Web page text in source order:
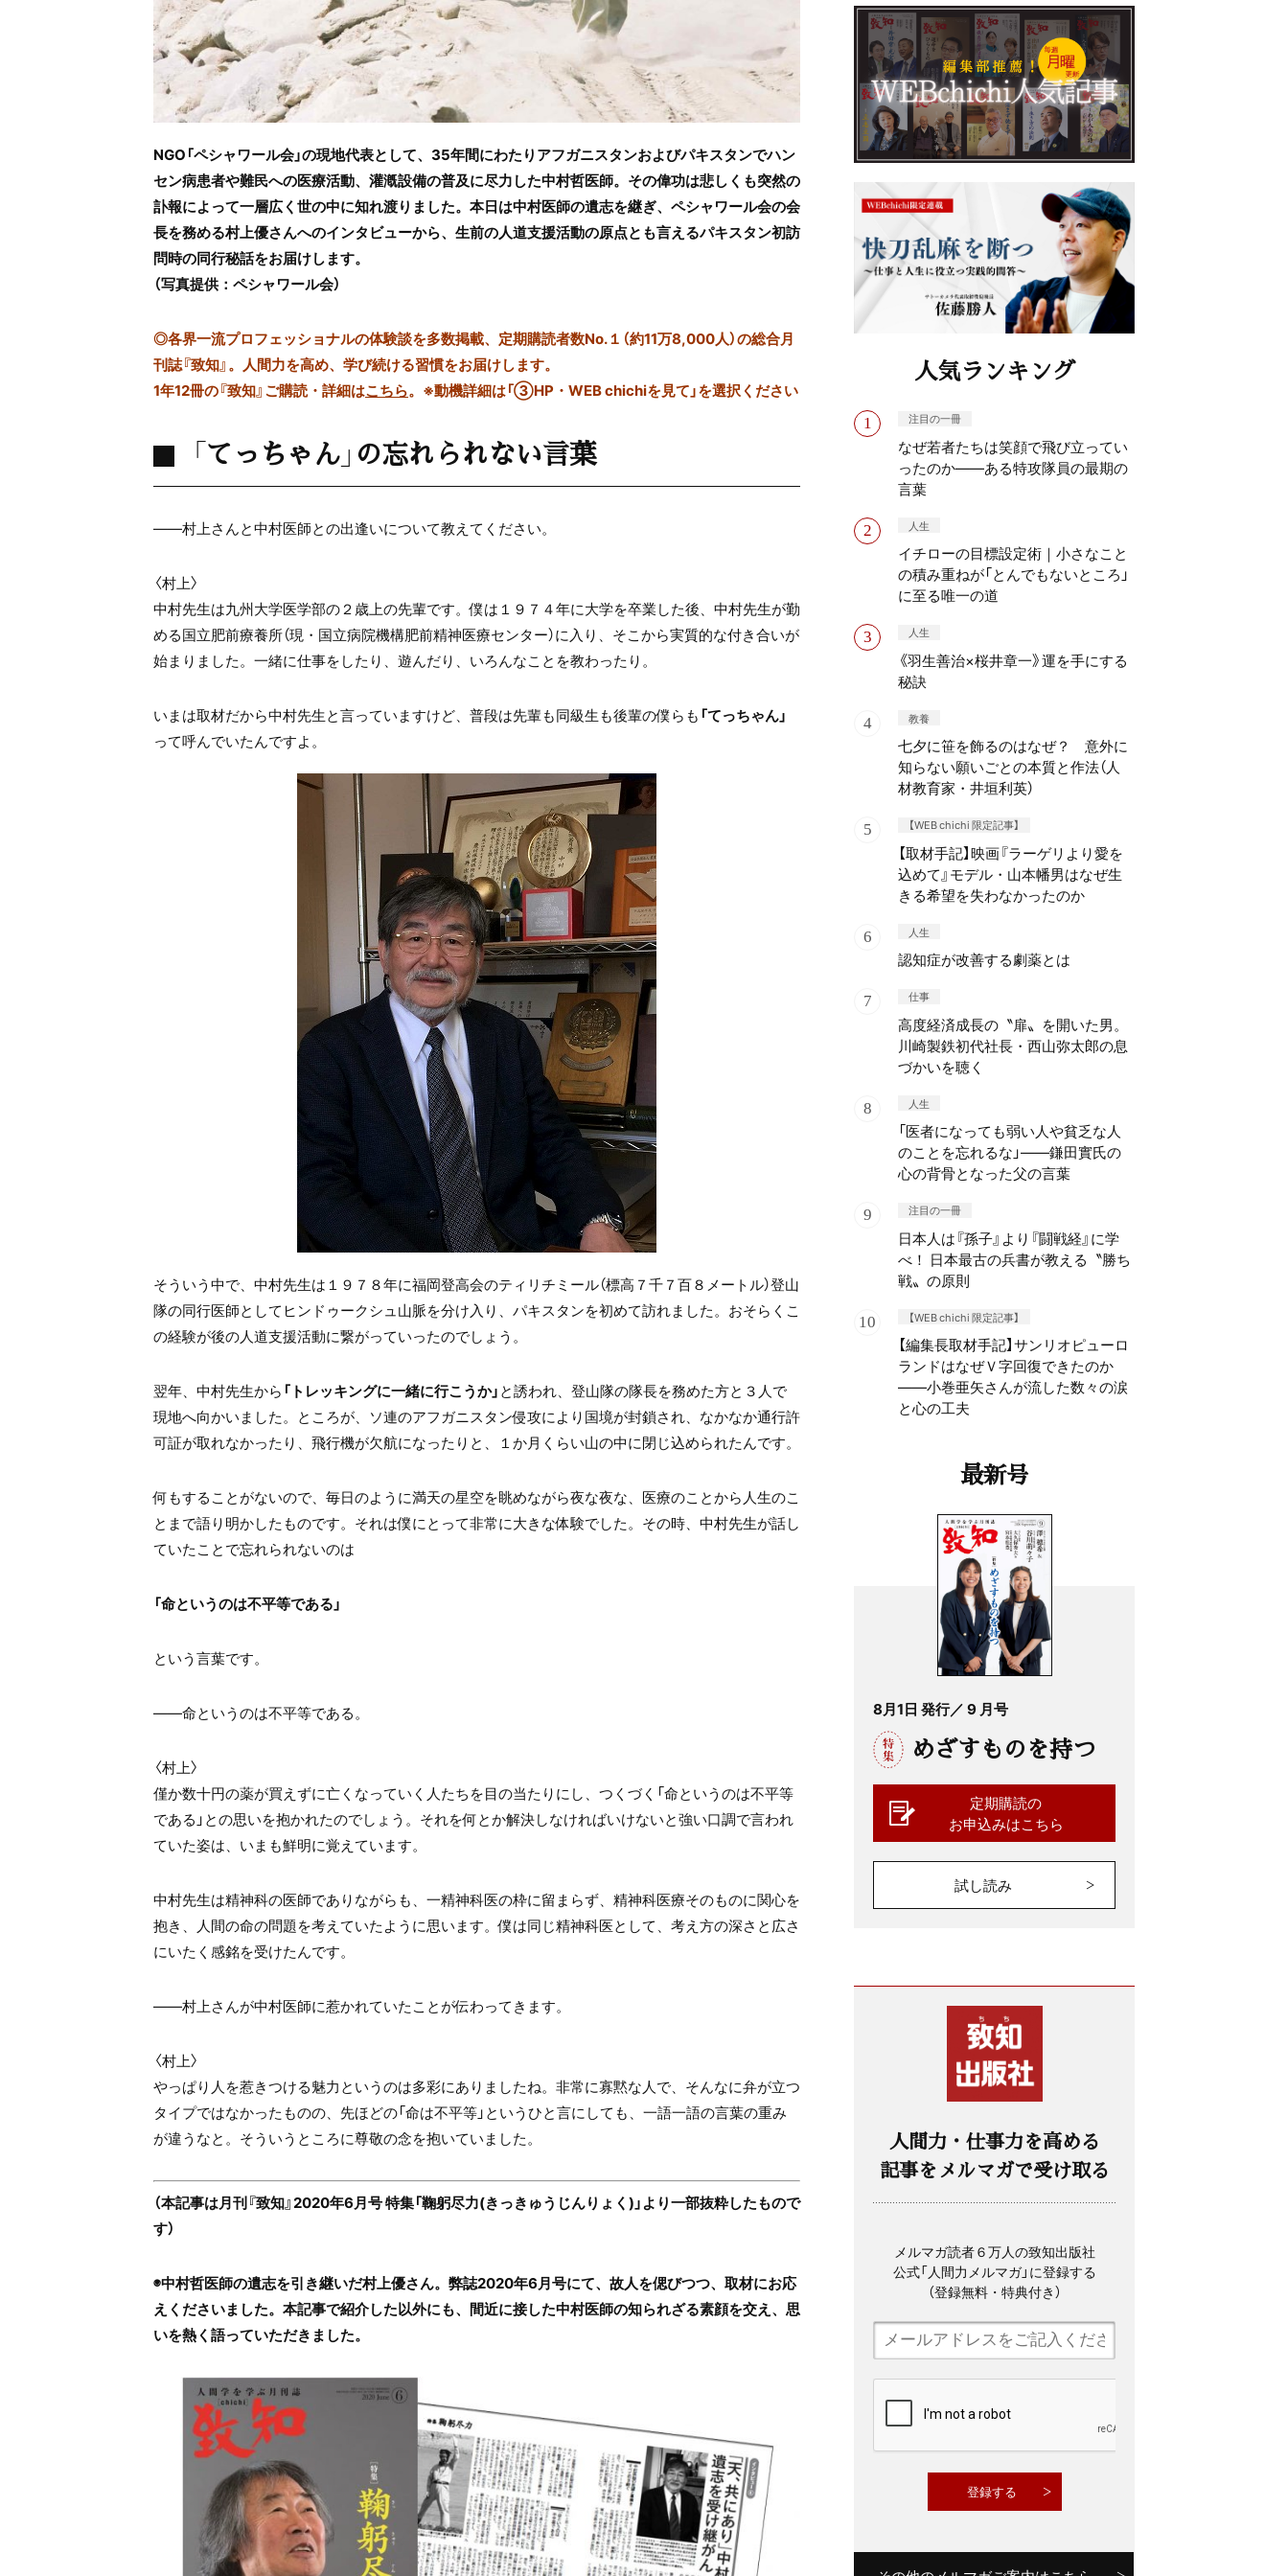
NGO「ペシャワール会」の現地代表として、35年間にわたりアフガニスタンおよびパキスタンでハン
セン病患者や難民への医療活動、灌漑設備の普及に尽力した中村哲医師。その偉功は悲しくも突然の
訃報によって一層広く世の中に知れ渡りました。本日は中村医師の遺志を継ぎ、ペシャワール会の会
長を務める村上優さんへのインタビューから、生前の人道支援活動の原点とも言えるパキスタン初訪
問時の同行秘話をお届けします。
（写真提供：ペシャワール会）
◎各界一流プロフェッショナルの体験談を多数掲載、定期購読者数No.１（約11万8,000人）の総合月
刊誌『致知』。人間力を高め、学び続ける習慣をお届けします。
1年12冊の『致知』ご購読・詳細はこちら。 ※動機詳細は「③HP・WEB chichiを見て」を選択ください
「てっちゃん」の忘れられない言葉
――村上さんと中村医師との出逢いについて教えてください。
〈村上〉
中村先生は九州大学医学部の２歳上の先輩です。僕は１９７４年に大学を卒業した後、中村先生が勤
める国立肥前療養所（現・国立病院機構肥前精神医療センター）に入り、そこから実質的な付き合いが
始まりました。一緒に仕事をしたり、遊んだり、いろんなことを教わったり。
いまは取材だから中村先生と言っていますけど、普段は先輩も同級生も後輩の僕らも 「てっちゃん」
って呼んでいたんですよ。
そういう中で、中村先生は１９７８年に福岡登高会のティリチミール（標高７千７百８メートル）登山
隊の同行医師としてヒンドゥークシュ山脈を分け入り、パキスタンを初めて訪れました。おそらくこ
の経験が後の人道支援活動に繋がっていったのでしょう。
翌年、中村先生から 「トレッキングに一緒に行こうか」と誘われ、登山隊の隊長を務めた方と３人で
現地へ向かいました。ところが、ソ連のアフガニスタン侵攻により国境が封鎖され、なかなか通行許
可証が取れなかったり、飛行機が欠航になったりと、１か月くらい山の中に閉じ込められたんです。
何もすることがないので、毎日のように満天の星空を眺めながら夜な夜な、医療のことから人生のこ
とまで語り明かしたものです。それは僕にとって非常に大きな体験でした。その時、中村先生が話し
ていたことで忘れられないのは
「命というのは不平等である」
という言葉です。
――命というのは不平等である。
〈村上〉
僅か数十円の薬が買えずに亡くなっていく人たちを目の当たりにし、つくづく「命というのは不平等
である」との思いを抱かれたのでしょう。それを何とか解決しなければいけないと強い口調で言われ
ていた姿は、いまも鮮明に覚えています。
中村先生は精神科の医師でありながらも、一精神科医の枠に留まらず、精神科医療そのものに関心を
抱き、人間の命の問題を考えていたように思います。僕は同じ精神科医として、考え方の深さと広さ
にいたく感銘を受けたんです。
――村上さんが中村医師に惹かれていたことが伝わってきます。
〈村上〉
やっぱり人を惹きつける魅力というのは多彩にありましたね。非常に寡黙な人で、そんなに弁が立つ
タイプではなかったものの、先ほどの「命は不平等」というひと言にしても、一語一語の言葉の重み
が違うなと。そういうところに尊敬の念を抱いていました。
（本記事は月刊『致知』2020年6月号 特集「鞠躬尽力(きっきゅうじんりょく)」より一部抜粋したもので
す）
◉中村哲医師の遺志を引き継いだ村上優さん。弊誌2020年6月号にて、故人を偲びつつ、取材にお応
えくださいました。本記事で紹介した以外にも、間近に接した中村医師の知られざる素顔を交え、思
いを熱く語っていただきました。
人気ランキング
注目の一冊
なぜ若者たちは笑顔で飛び立ってい
ったのか——ある特攻隊員の最期の
言葉
人生
イチローの目標設定術｜小さなこと
の積み重ねが「とんでもないところ」
に至る唯一の道
人生
《羽生善治×桜井章一》運を手にする
秘訣
教養
七夕に笹を飾るのはなぜ？ 意外に
知らない願いごとの本質と作法（人
材教育家・井垣利英）
【WEB chichi 限定記事】
【取材手記】映画『ラーゲリより愛を
込めて』モデル・山本幡男はなぜ生
きる希望を失わなかったのか
人生
認知症が改善する劇薬とは
仕事
高度経済成長の〝扉〟を開いた男。
川崎製鉄初代社長・西山弥太郎の息
づかいを聴く
人生
「医者になっても弱い人や貧乏な人
のことを忘れるな」——鎌田實氏の
心の背骨となった父の言葉
注目の一冊
日本人は『孫子』より『闘戦経』に学
べ！ 日本最古の兵書が教える〝勝ち
戦〟の原則
【WEB chichi 限定記事】
【編集長取材手記】サンリオピューロ
ランドはなぜＶ字回復できたのか
——小巻亜矢さんが流した数々の涙
と心の工夫
最新号
8月1日 発行／ 9 月号
めざすものを持つ
定期購読の
お申込みはこちら
試し読み
人間力・仕事力を高める
記事をメルマガで受け取る
メルマガ読者６万人の致知出版社
公式「人間力メルマガ」に登録する
（登録無料・特典付き）